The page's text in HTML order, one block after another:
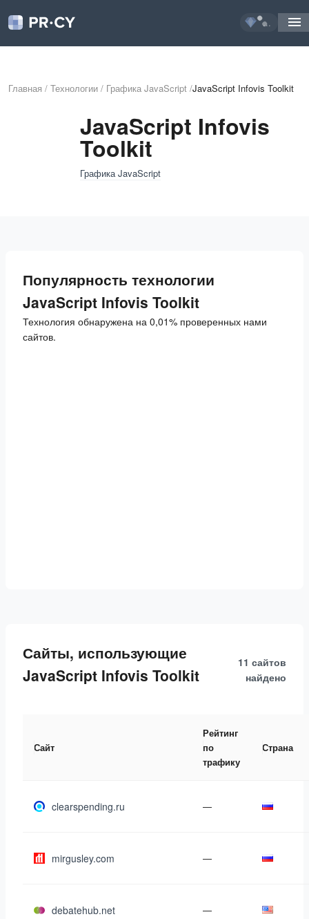
...
Главная / Технологии / Графика JavaScript /JavaScript Infovis Toolkit
JavaScript Infovis
Toolkit
Графика JavaScript
Популярность технологии
JavaScript Infovis Toolkit
Технология обнаружена на 0,01% проверенных нами
сайтов.
Сайты, использующие
JavaScript Infovis Toolkit
11 сайтов
найдено
Сайт
Рейтинг
по
трафику
Страна
clearspending.ru —
mirgusley.com —
debatehub.net —